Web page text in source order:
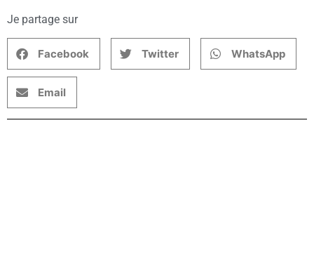
Je partage sur
Facebook Twitter WhatsApp
Email